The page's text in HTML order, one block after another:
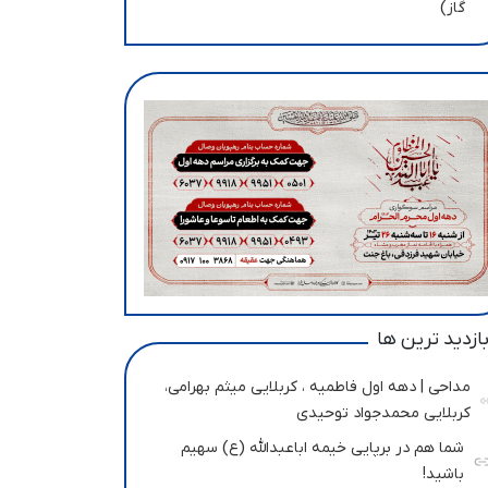
گاز)
ترین ها
مداحی | دهه اول فاطمیه ، کربلایی میثم بهرامی،
کربلایی محمدجواد توحیدی
شما هم در برپایی خیمه اباعبدالله (ع) سهیم
باشید!